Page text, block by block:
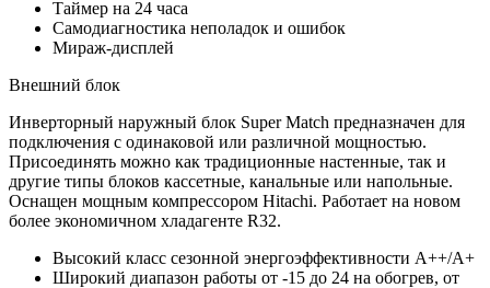
Таймер на 24 часа
Самодиагностика неполадок и ошибок
Мираж-дисплей
Внешний блок
Инверторный наружный блок Super Match предназначен для
подключения с одинаковой или различной мощностью.
Присоединять можно как традиционные настенные, так и
другие типы блоков кассетные, канальные или напольные.
Оснащен мощным компрессором Hitachi. Работает на новом
более экономичном хладагенте R32.
Высокий класс сезонной энергоэффективности А++/А+
Широкий диапазон работы от -15 до 24 на обогрев, от